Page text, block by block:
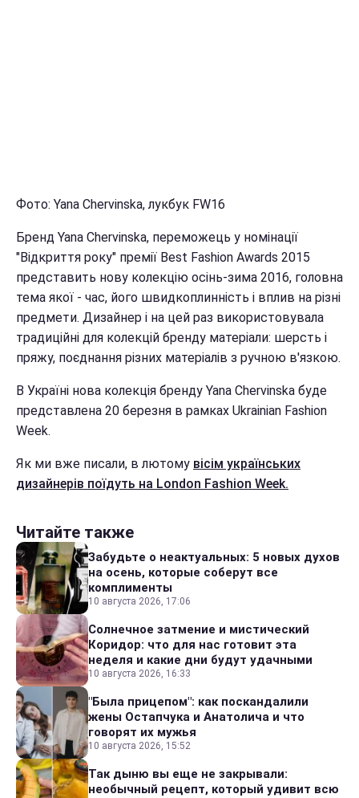
Фото: Yana Chervinska, лукбук FW16
Бренд Yana Chervinska, переможець у номінації
"Відкриття року" премії Best Fashion Awards 2015
представить нову колекцію осінь-зима 2016, головна
тема якої - час, його швидкоплинність і вплив на різні
предмети. Дизайнер і на цей раз використовувала
традиційні для колекцій бренду матеріали: шерсть і
пряжу, поєднання різних матеріалів з ручною в'язкою.
В Україні нова колекція бренду Yana Chervinska буде
представлена 20 березня в рамках Ukrainian Fashion
Week.
Як ми вже писали, в лютому вісім українських
дизайнерів поїдуть на London Fashion Week.
Читайте также
Забудьте о неактуальных: 5 новых духов
на осень, которые соберут все
комплименты
10 августа 2026, 17:06
Солнечное затмение и мистический
Коридор: что для нас готовит эта
неделя и какие дни будут удачными
10 августа 2026, 16:33
"Была прицепом": как поскандалили
жены Остапчука и Анатолича и что
говорят их мужья
10 августа 2026, 15:52
Так дыню вы еще не закрывали:
необычный рецепт, который удивит всю